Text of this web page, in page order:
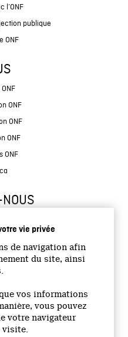
vie privée
de navigation afin
du site, ainsi
vos informations
vous pouvez
votre navigateur
visite.
l’ONF
publique
ONF
ONF
ONF
ONF
ONF